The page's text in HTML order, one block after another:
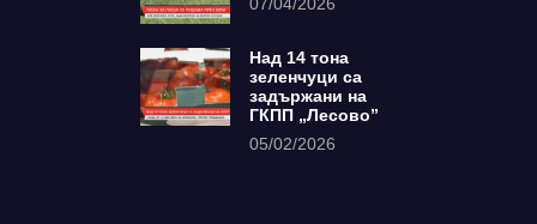
Над 14 тона
зеленчуци са
задържани на
ГКПП „Лесово”
05/02/2026